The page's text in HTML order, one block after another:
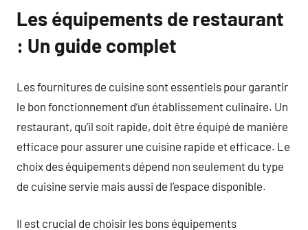
Les équipements de restaurant
: Un guide complet
Les fournitures de cuisine sont essentiels pour garantir
le bon fonctionnement d’un établissement culinaire. Un
restaurant, qu’il soit rapide, doit être équipé de manière
efficace pour assurer une cuisine rapide et efficace. Le
choix des équipements dépend non seulement du type
de cuisine servie mais aussi de l’espace disponible.
Il est crucial de choisir les bons équipements